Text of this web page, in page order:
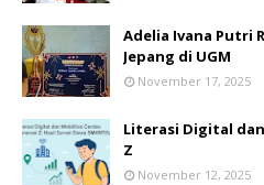
Adelia Ivana Putri
Jepang di UGM
November 17, 2025
Literasi Digital
Z
November 12, 2025